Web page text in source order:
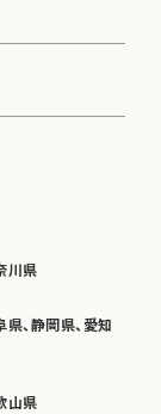
川県
、静岡県、愛知
山県